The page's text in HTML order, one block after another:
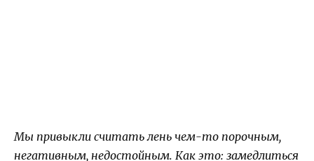
Мы привыкли считать лень чем-то порочным,
негативным, недостойным. Как это: замедлиться